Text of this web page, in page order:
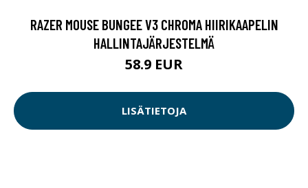
RAZER MOUSE BUNGEE V3 CHROMA HIIRIKAAPELIN
HALLINTAJÄRJESTELMÄ
58.9 EUR
LISÄTIETOJA